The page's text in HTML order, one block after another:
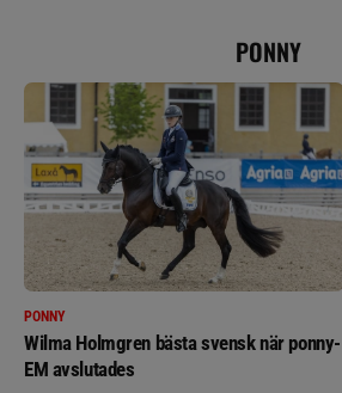
PONNY
PONNY
Wilma Holmgren bästa svensk när ponny-
EM avslutades